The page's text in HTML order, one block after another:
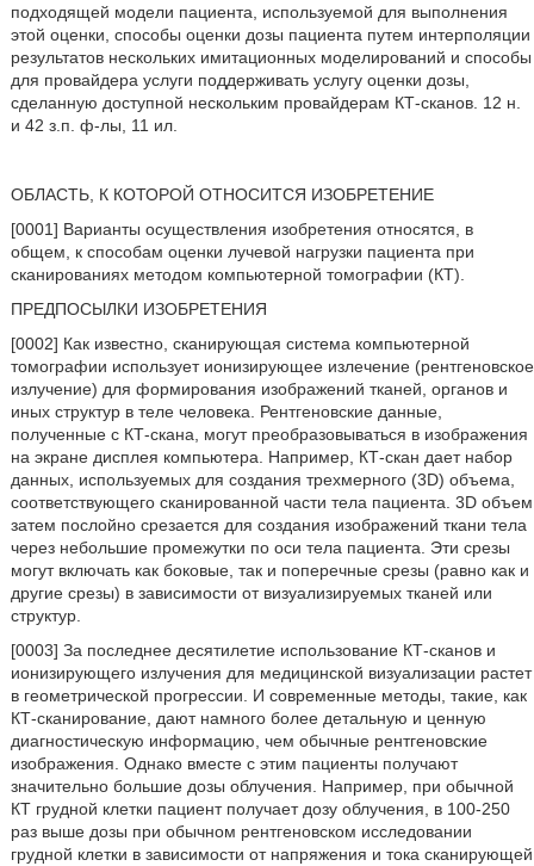
подходящей модели пациента, используемой для выполнения
этой оценки, способы оценки дозы пациента путем интерполяции
результатов нескольких имитационных моделирований и способы
для провайдера услуги поддерживать услугу оценки дозы,
сделанную доступной нескольким провайдерам КТ-сканов. 12 н.
и 42 з.п. ф-лы, 11 ил.
ОБЛАСТЬ, К КОТОРОЙ ОТНОСИТСЯ ИЗОБРЕТЕНИЕ
[0001] Варианты осуществления изобретения относятся, в
общем, к способам оценки лучевой нагрузки пациента при
сканированиях методом компьютерной томографии (КТ).
ПРЕДПОСЫЛКИ ИЗОБРЕТЕНИЯ
[0002] Как известно, сканирующая система компьютерной
томографии использует ионизирующее излечение (рентгеновское
излучение) для формирования изображений тканей, органов и
иных структур в теле человека. Рентгеновские данные,
полученные с КТ-скана, могут преобразовываться в изображения
на экране дисплея компьютера. Например, КТ-скан дает набор
данных, используемых для создания трехмерного (3D) объема,
соответствующего сканированной части тела пациента. 3D объем
затем послойно срезается для создания изображений ткани тела
через небольшие промежутки по оси тела пациента. Эти срезы
могут включать как боковые, так и поперечные срезы (равно как и
другие срезы) в зависимости от визуализируемых тканей или
структур.
[0003] За последнее десятилетие использование КТ-сканов и
ионизирующего излучения для медицинской визуализации растет
в геометрической прогрессии. И современные методы, такие, как
КТ-сканирование, дают намного более детальную и ценную
диагностическую информацию, чем обычные рентгеновские
изображения. Однако вместе с этим пациенты получают
значительно большие дозы облучения. Например, при обычной
КТ грудной клетки пациент получает дозу облучения, в 100-250
раз выше дозы при обычном рентгеновском исследовании
грудной клетки в зависимости от напряжения и тока сканирующей